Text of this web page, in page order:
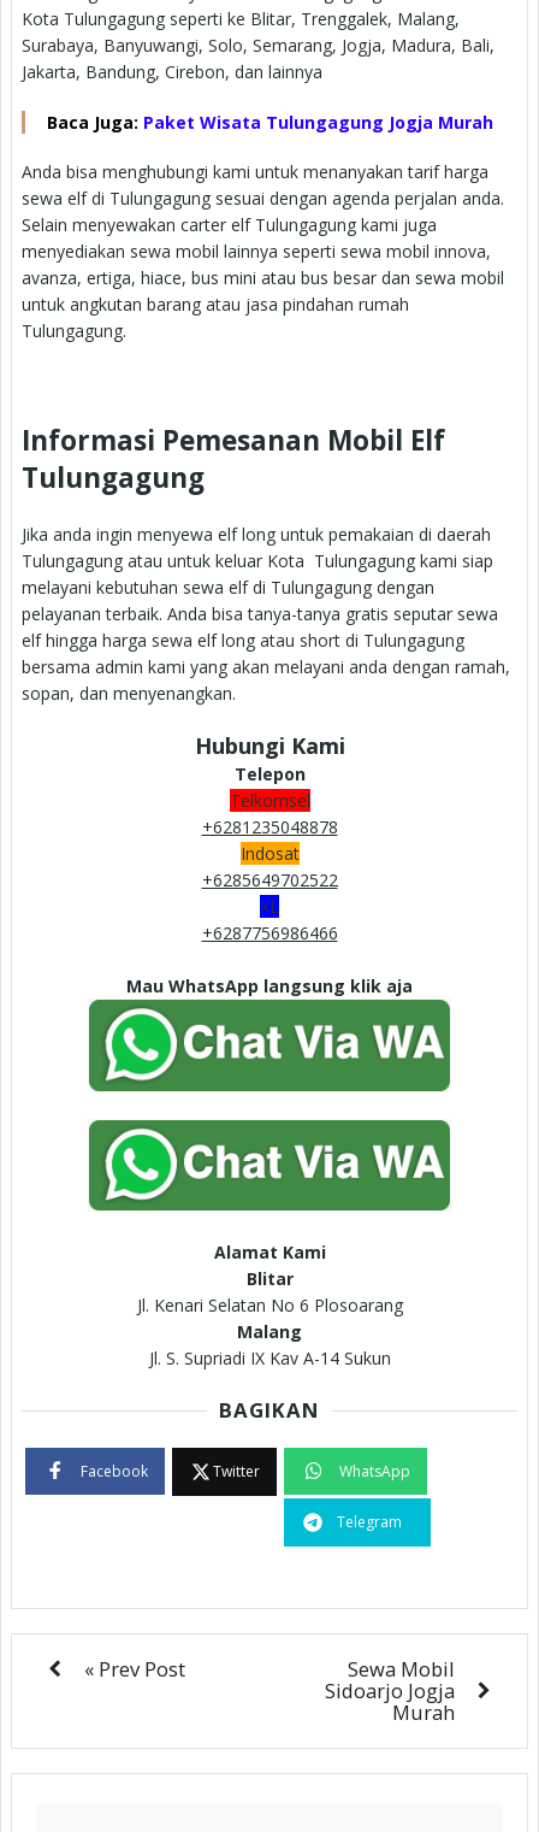
Kota Tulungagung seperti ke Blitar, Trenggalek, Malang,
Surabaya, Banyuwangi, Solo, Semarang, Jogja, Madura, Bali,
Jakarta, Bandung, Cirebon, dan lainnya
Baca Juga: Paket Wisata Tulungagung Jogja Murah
Anda bisa menghubungi kami untuk menanyakan tarif harga
sewa elf di Tulungagung sesuai dengan agenda perjalan anda.
Selain menyewakan carter elf Tulungagung kami juga
menyediakan sewa mobil lainnya seperti sewa mobil innova,
avanza, ertiga, hiace, bus mini atau bus besar dan sewa mobil
untuk angkutan barang atau jasa pindahan rumah
Tulungagung.
Informasi Pemesanan Mobil Elf
Tulungagung
Jika anda ingin menyewa elf long untuk pemakaian di daerah
Tulungagung atau untuk keluar Kota Tulungagung kami siap
melayani kebutuhan sewa elf di Tulungagung dengan
pelayanan terbaik. Anda bisa tanya-tanya gratis seputar sewa
elf hingga harga sewa elf long atau short di Tulungagung
bersama admin kami yang akan melayani anda dengan ramah,
sopan, dan menyenangkan.
Hubungi Kami
Telepon
Telkomsel
+6281235048878
Indosat
+6285649702522
XL
+6287756986466
Mau WhatsApp langsung klik aja
Alamat Kami
Blitar
Jl. Kenari Selatan No 6 Plosoarang
Malang
Jl. S. Supriadi IX Kav A-14 Sukun
BAGIKAN
Facebook Twitter WhatsApp
Telegram
« Prev Post Sewa Mobil
Sidoarjo Jogja
Murah